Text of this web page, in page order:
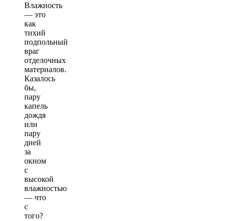
Влажность
— это
как
тихий
подпольный
враг
отделочных
материалов.
Казалось
бы,
пару
капель
дождя
или
пару
дней
за
окном
с
высокой
влажностью
— что
с
того?